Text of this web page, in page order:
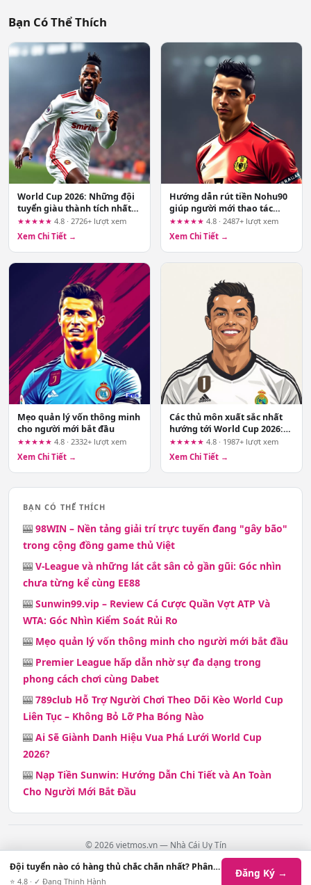
Bạn Có Thể Thích
World Cup 2026: Những đội
tuyển giàu thành tích nhất
trong lịch sử
★★★★★ 4.8 · 2726+ lượt xem
Xem Chi Tiết →
Hướng dẫn rút tiền Nohu90
giúp người mới thao tác
đúng quy trình
★★★★★ 4.8 · 2487+ lượt xem
Xem Chi Tiết →
Mẹo quản lý vốn thông minh
cho người mới bắt đầu
★★★★★ 4.8 · 2332+ lượt xem
Xem Chi Tiết →
Các thủ môn xuất sắc nhất
hướng tới World Cup 2026:
Ai sẽ là người gác đền số
một?
★★★★★ 4.8 · 1987+ lượt xem
Xem Chi Tiết →
BẠN CÓ THỂ THÍCH
🎰 98WIN – Nền tảng giải trí trực tuyến đang "gây bão"
trong cộng đồng game thủ Việt
🎰 V-League và những lát cắt sân cỏ gần gũi: Góc nhìn
chưa từng kể cùng EE88
🎰 Sunwin99.vip – Review Cá Cược Quần Vợt ATP Và
WTA: Góc Nhìn Kiểm Soát Rủi Ro
🎰 Mẹo quản lý vốn thông minh cho người mới bắt đầu
🎰 Premier League hấp dẫn nhờ sự đa dạng trong
phong cách chơi cùng Dabet
🎰 789club Hỗ Trợ Người Chơi Theo Dõi Kèo World Cup
Liên Tục – Không Bỏ Lỡ Pha Bóng Nào
🎰 Ai Sẽ Giành Danh Hiệu Vua Phá Lưới World Cup
2026?
🎰 Nạp Tiền Sunwin: Hướng Dẫn Chi Tiết và An Toàn
Cho Người Mới Bắt Đầu
© 2026 vietmos.vn — Nhà Cái Uy Tín
Contact
· Chính Sách Giao Dịch ·Chính Sách Hoàn Trả Chính Sách Bảo Mật ·
Điều Khoản Dịch Vụ
Sitemap
Đội tuyển nào có hàng thủ chắc chắn nhất? Phân tích chiến thuật và nhân sự
⭐ 4.8 · ✓ Đang Thịnh Hành
Đăng Ký →